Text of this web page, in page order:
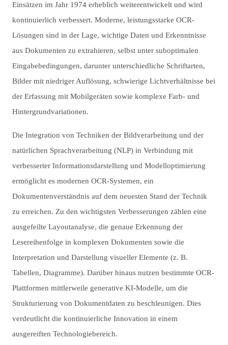
Einsätzen im Jahr 1974 erheblich weiterentwickelt und wird
kontinuierlich verbessert. Moderne, leistungsstarke OCR-
Lösungen sind in der Lage, wichtige Daten und Erkenntnisse
aus Dokumenten zu extrahieren, selbst unter suboptimalen
Eingabebedingungen, darunter unterschiedliche Schriftarten,
Bilder mit niedriger Auflösung, schwierige Lichtverhältnisse bei
der Erfassung mit Mobilgeräten sowie komplexe Farb- und
Hintergrundvariationen.
Die Integration von Techniken der Bildverarbeitung und der
natürlichen Sprachverarbeitung (NLP) in Verbindung mit
verbesserter Informationsdarstellung und Modelloptimierung
ermöglicht es modernen OCR-Systemen, ein
Dokumentenverständnis auf dem neuesten Stand der Technik
zu erreichen. Zu den wichtigsten Verbesserungen zählen eine
ausgefeilte Layoutanalyse, die genaue Erkennung der
Lesereihenfolge in komplexen Dokumenten sowie die
Interpretation und Darstellung visueller Elemente (z. B.
Tabellen, Diagramme). Darüber hinaus nutzen bestimmte OCR-
Plattformen mittlerweile generative KI-Modelle, um die
Strukturierung von Dokumentdaten zu beschleunigen. Dies
verdeutlicht die kontinuierliche Innovation in einem
ausgereiften Technologiebereich.